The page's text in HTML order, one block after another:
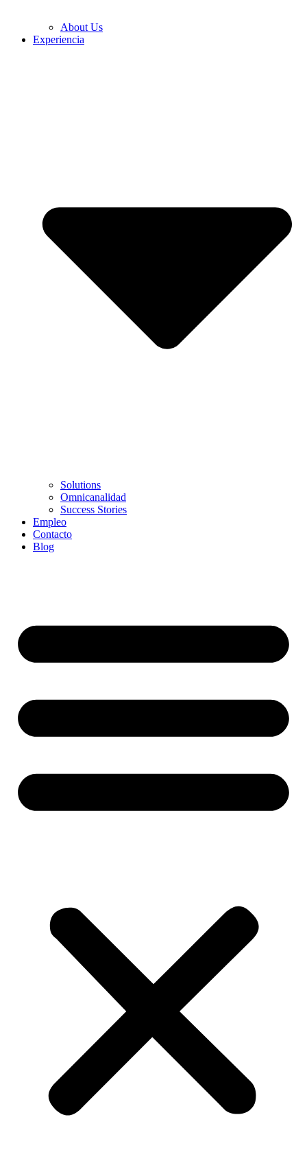
About Us
Experiencia
Solutions
Omnicanalidad
Success Stories
Empleo
Contacto
Blog